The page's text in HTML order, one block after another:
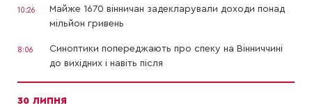
10:26
Майже 1670 вінничан задекларували доходи понад
мільйон гривень
8:06
Синоптики попереджають про спеку на Вінниччині
до вихідних і навіть після
30 ЛИПНЯ